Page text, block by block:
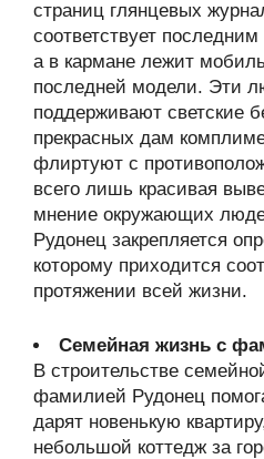
страниц глянцевых
соответствует
а в кармане лежит
последней модели. Эти
поддерживают светские
прекрасных дам
флиртуют с
всего лишь красивая
мнение окружающих
Рудонец закрепляется
которому приходится
протяжении всей жизни.
Семейная жизнь с
В строительстве
фамилией Рудонец
дарят новенькую
небольшой коттедж за